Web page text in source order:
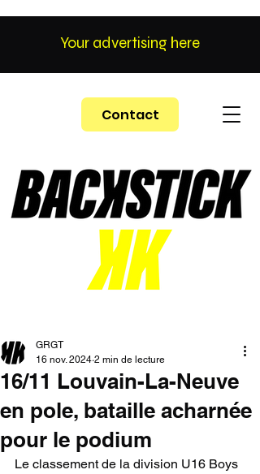
Contact
Your advertising here
16/11 Louvain-La-Neuve
en pole, bataille acharnée
pour le podium
GRGT
16 nov. 2024 2 min de lecture
Le classement de la division U16 Boys